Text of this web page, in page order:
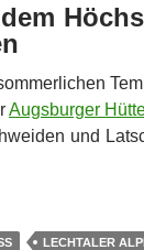
Augsburger
und
LECHTALER